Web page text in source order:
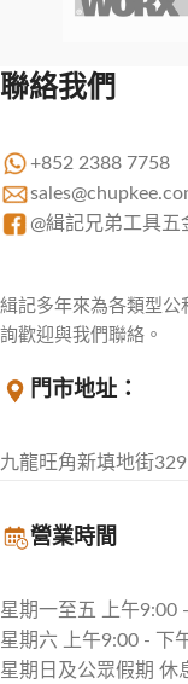
聯絡我們
+852 2388 7758
@緝記兄弟工具五
緝記多年來為各類型公
詢歡迎與我們聯絡。
門市地址：
九龍旺角新填地街
營業時間
星期一至五 上午9:00
星期六 上午9:00 - 下
星期日及公眾假期 休